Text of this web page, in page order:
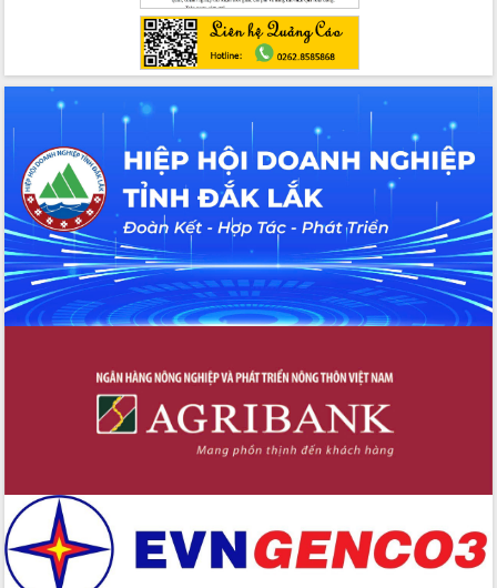
Đẩy mạnh cải cách hành chính, quyết
tâm đạt được mục tiêu tăng trưởng
hai con số trong năm 2026
Tổ chức trang trọng Lễ hội Đền thờ
Lương Văn Chánh năm 2026
Phó Bí thư Tỉnh ủy Đắk Lắk Đỗ Hữu
Huy giữ chức Bí thư Đảng ủy Ủy Ban
Nhân dân tỉnh
Bệnh án điện tử thúc đẩy chuyển đổi
số y tế tại Đắk Lắk
Chuyển đổi số thư viện: Mở rộng
không gian tri thức trong thời đại số
Đánh giá, rút kinh nghiệm công tác tổ
Friendship Meeting New Year 2026”
Bầu cử Quốc hội và HĐND: Cử tri Đắk
Lắk gửi gắm niềm tin, kỳ vọng vào lá
Ngày hội bầu cử đại biểu Quốc hội
khóa XVI và HĐND các cấp nhiệm kỳ
2026-2031
Đảm bảo cuộc bầu cử đại biểu Quốc